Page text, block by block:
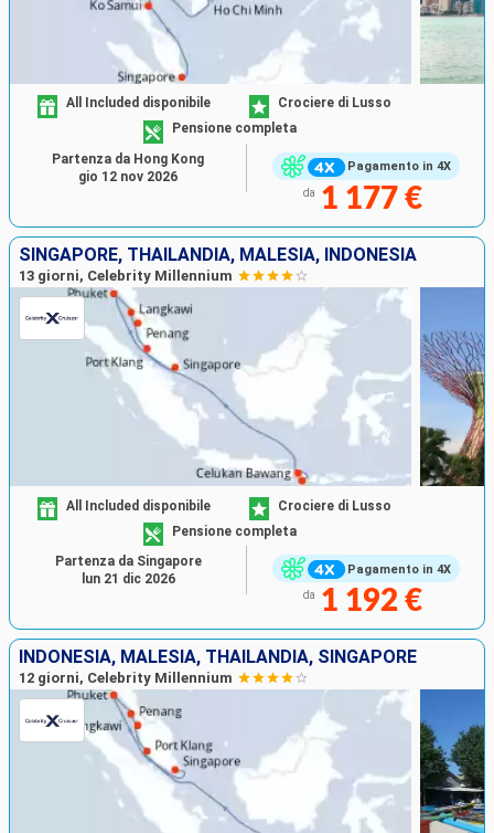
Pagamento in 4X
All Included disponibile
Crociere di Lusso
Pensione completa
da 1 177 €
Partenza da Hong Kong
gio 12 nov 2026
SINGAPORE, THAILANDIA, MALESIA, INDONESIA
13 giorni, Celebrity Millennium
Pagamento in 4X
All Included disponibile
Crociere di Lusso
Pensione completa
da 1 192 €
Partenza da Singapore
lun 21 dic 2026
INDONESIA, MALESIA, THAILANDIA, SINGAPORE
12 giorni, Celebrity Millennium